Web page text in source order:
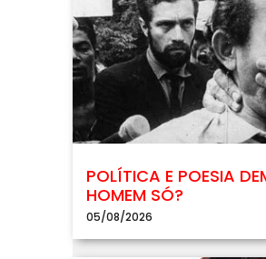
POLÍTICA E POESIA
HOMEM SÓ?
05/08/2026